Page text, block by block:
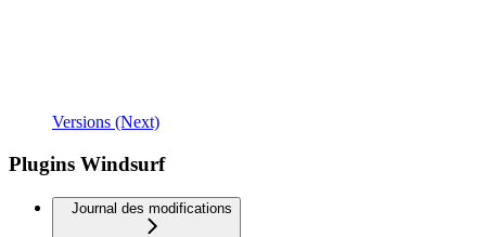
Versions (Next)
Plugins Windsurf
Journal des modifications